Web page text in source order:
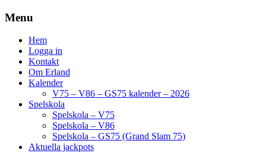
Menu
Hem
Logga in
Kontakt
Om Erland
Kalender
V75 – V86 – GS75 kalender – 2026
Spelskola
Spelskola – V75
Spelskola – V86
Spelskola – GS75 (Grand Slam 75)
Aktuella jackpots